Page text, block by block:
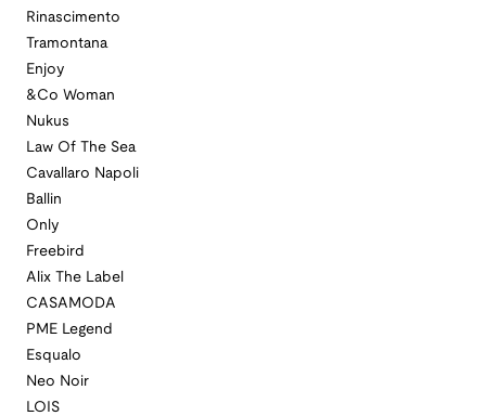
Rinascimento
Tramontana
Enjoy
&Co Woman
Nukus
Law Of The Sea
Cavallaro Napoli
Ballin
Only
Freebird
Alix The Label
CASAMODA
PME Legend
Esqualo
Neo Noir
LOIS